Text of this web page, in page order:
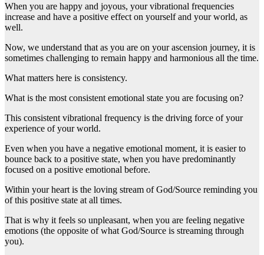
When you are happy and joyous, your vibrational frequencies
increase and have a positive effect on yourself and your world, as
well.
Now, we understand that as you are on your ascension journey, it is
sometimes challenging to remain happy and harmonious all the time.
What matters here is consistency.
What is the most consistent emotional state you are focusing on?
This consistent vibrational frequency is the driving force of your
experience of your world.
Even when you have a negative emotional moment, it is easier to
bounce back to a positive state, when you have predominantly
focused on a positive emotional before.
Within your heart is the loving stream of God/Source reminding you
of this positive state at all times.
That is why it feels so unpleasant, when you are feeling negative
emotions (the opposite of what God/Source is streaming through
you).